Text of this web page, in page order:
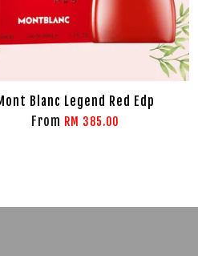
Blanc Legend Red Edp
From RM 385.00